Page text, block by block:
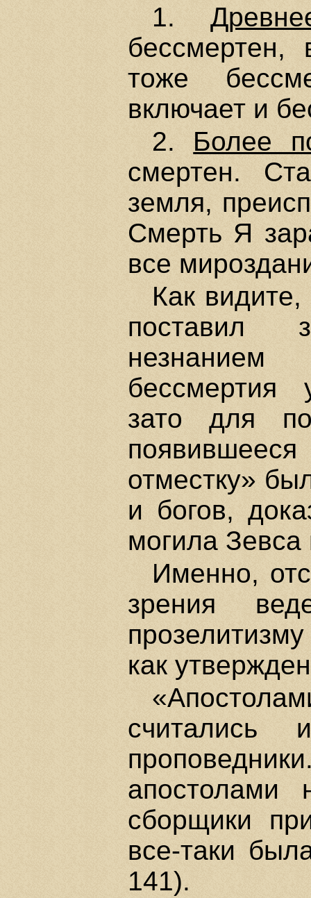
1.
тоже
включает и
2. Более
смертен.
земля,
Смерть Я
все
Как
поставил
бессмертия
зато для
отместку»
и богов,
могила Зевса
Именно,
зрения
как
считались
апостолами
сборщики
все-таки
141).